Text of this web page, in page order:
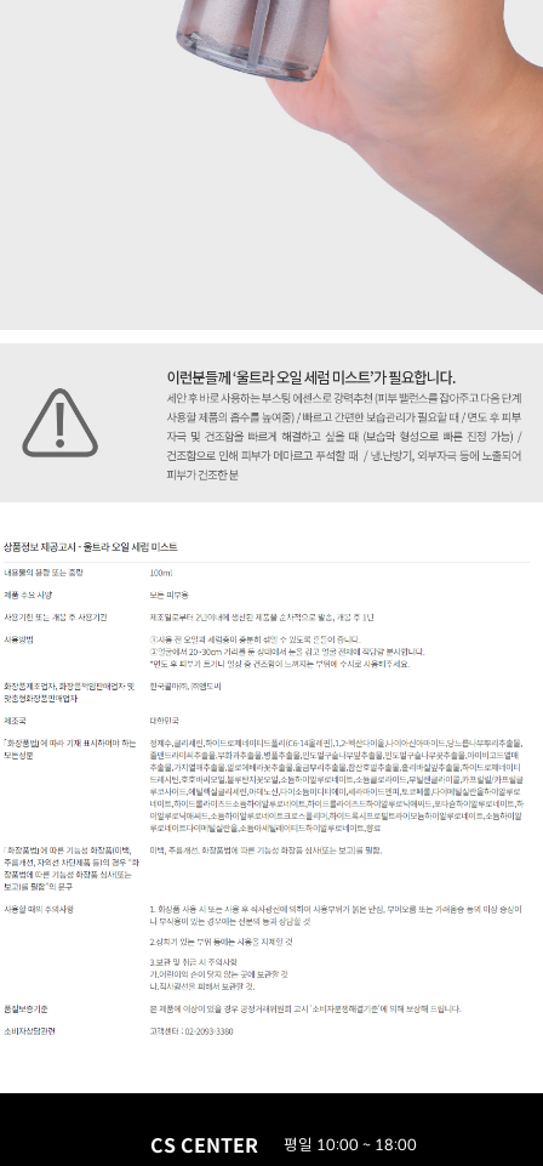
CS CENTER 평일 10:00 ~ 18:00